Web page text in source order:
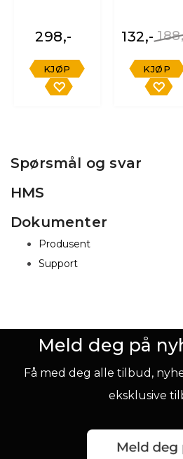
298,-
KJØP
132,-
KJØP
Spørsmål og svar
HMS
Dokumenter
Produsent
Support
Meld deg på
Få med deg alle tilbud,
eksklusive